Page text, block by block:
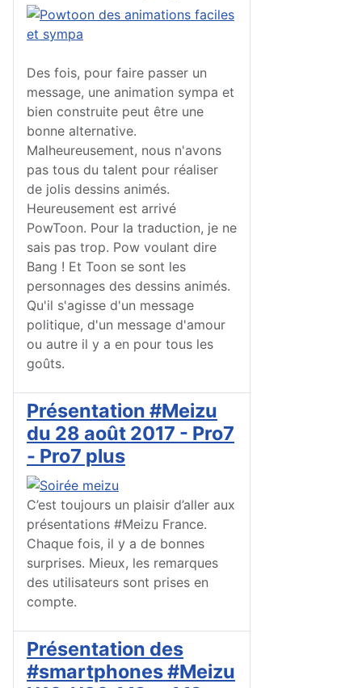
Des fois, pour faire passer un
message, une animation sympa et
bien construite peut être une
bonne alternative.
Malheureusement, nous n'avons
pas tous du talent pour réaliser
de jolis dessins animés.
Heureusement est arrivé
PowToon. Pour la traduction, je ne
sais pas trop. Pow voulant dire
Bang ! Et Toon se sont les
personnages des dessins animés.
Qu'il s'agisse d'un message
politique, d'un message d'amour
ou autre il y a en pour tous les
goûts.
Présentation #Meizu
du 28 août 2017 - Pro7
- Pro7 plus
C’est toujours un plaisir d’aller aux
présentations #Meizu France.
Chaque fois, il y a de bonnes
surprises. Mieux, les remarques
des utilisateurs sont prises en
compte.
Présentation des
#smartphones #Meizu